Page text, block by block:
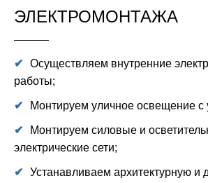
ЭЛЕКТРОМОНТАЖА
Осуществляем внутренние
работы;
Монтируем уличное освещение с
Монтируем силовые и
электрические сети;
Устанавливаем архитектурную и